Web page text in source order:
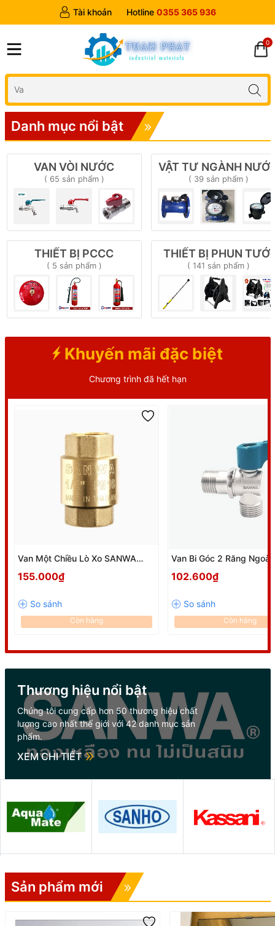
Tài khoản Hotline 0355 365 936
0
Danh mục nổi bật
VAN VÒI NƯỚC
( 65 sản phẩm )
VẬT TƯ NGÀNH
( 39 sản phẩm )
THIẾT BỊ PCCC
( 5 sản phẩm )
THIẾT BỊ PHUN TƯỚI
( 141 sản phẩm )
Khuyến mãi đặc biệt
Chương trình đã hết hạn
Van Một Chiều Lò Xo SANWA
155.000₫
Còn hàng
Van Bi Góc 2 Răng Ngoài
Bỉ, Chống Rò Rỉ, Đóng
102.600₫
Còn hàng
Thương hiệu nổi bật
Chúng tôi cung cấp hơn 50 thương hiệu chất
lượng cao nhất thế giới với 42 danh mục sản
phẩm.
XEM CHI TIẾT
Sản phẩm mới